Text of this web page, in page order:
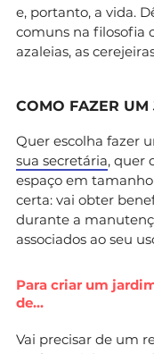
e, portanto, a vida.
comuns na filosofia
azaleias, as
COMO FAZER UM
Quer escolha fazer
sua secretária, quer
espaço em
certa: vai obter
durante a
associados ao seu
Para criar um
de…
Vai precisar de um